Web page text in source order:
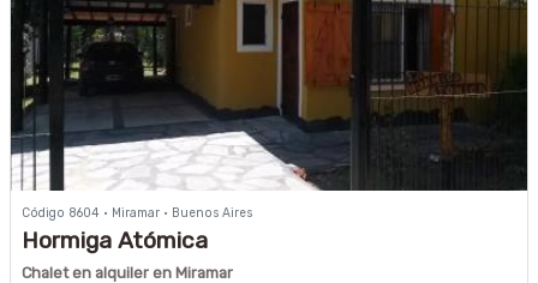
Código 8604 · Miramar · Buenos Aires
Hormiga Atómica
Chalet en alquiler en Miramar